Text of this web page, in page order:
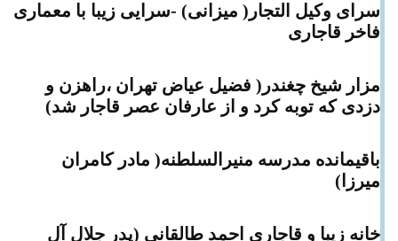
سرای وکیل التجار( میزانی) -سرایی زیبا با معماری
فاخر قاجاری
مزار شیخ چغندر( فضیل عیاض تهران ،راهزن و
دزدی که توبه کرد و از عارفان عصر قاجار شد)
باقیمانده مدرسه منیرالسلطنه( مادر کامران
میرزا)
خانه زیبا و قاجاری احمد طالقانی (پدر جلال آل